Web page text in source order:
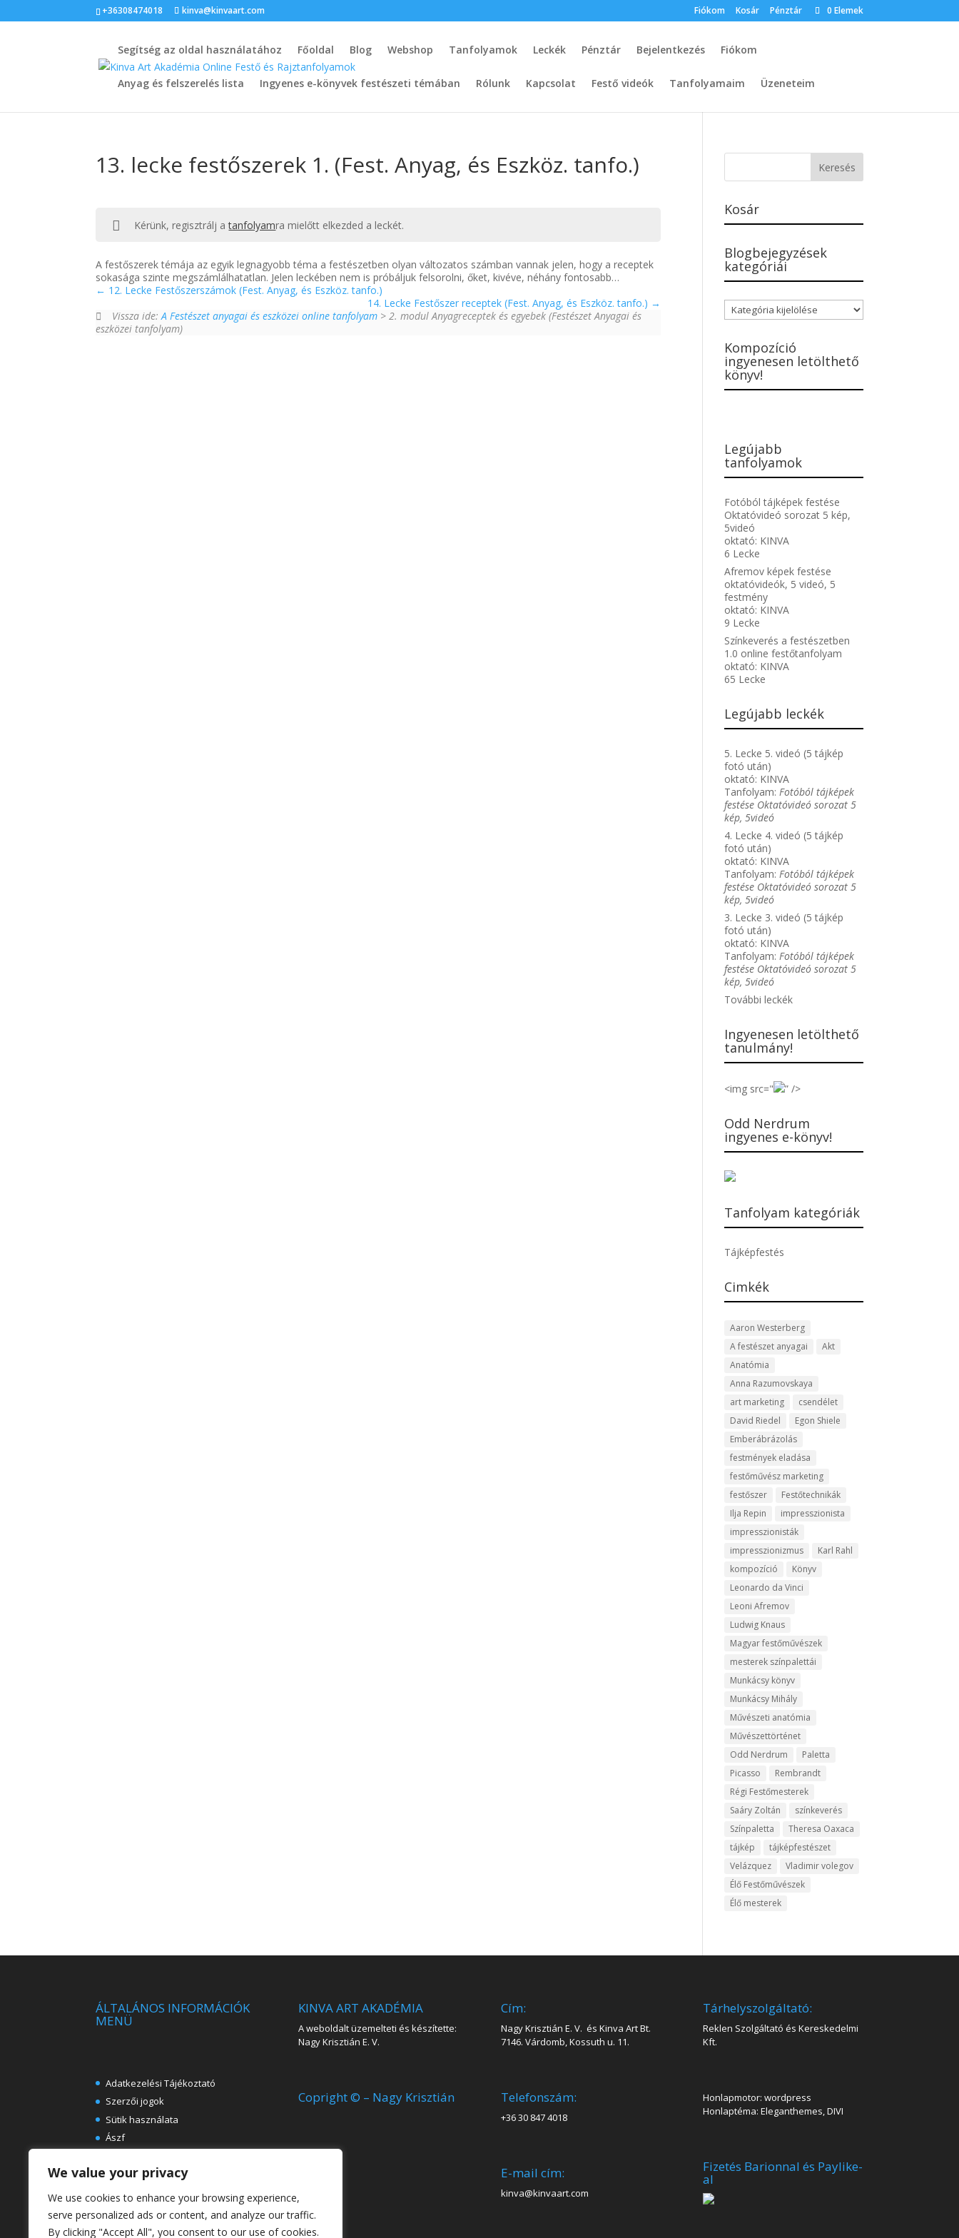
We value your privacy
We use cookies to enhance your browsing experience,
serve personalized ads or content, and analyze our traffic.
By clicking "Accept All", you consent to our use of cookies.
+36308474018 kinva@kinvaart.com Fiókom Kosár Pénztár 0 Elemek
Segítség az oldal használatához Főoldal Blog Webshop Tanfolyamok Leckék Pénztár Bejelentkezés Fiókom
Anyag és felszerelés lista Ingyenes e-könyvek festészeti témában Rólunk Kapcsolat Festő videók Tanfolyamaim Üzeneteim
13. lecke festőszerek 1. (Fest. Anyag, és Eszköz. tanfo.)
Kérünk, regisztrálj atanfolyamra mielőtt elkezded a leckét.
A festőszerek témája az egyik legnagyobb téma a festészetben olyan változatos számban vannak jelen, hogy a receptek
sokasága szinte megszámlálhatatlan. Jelen leckében nem is próbáljuk felsorolni, őket, kivéve, néhány fontosabb…
12. Lecke Festőszerszámok (Fest. Anyag, és Eszköz. tanfo.)
14. Lecke Festőszer receptek (Fest. Anyag, és Eszköz. tanfo.)
Vissza ide:A Festészet anyagai és eszközei online tanfolyam > 2. modul Anyagreceptek és egyebek (Festészet Anyagai és
eszközei tanfolyam)
Kosár
Blogbejegyzések
kategóriái
Blogbejegyzések
kategóriái
Kompozíció
ingyenesen letölthető
könyv!
Legújabb
tanfolyamok
Fotóból tájképek festése
Oktatóvideó sorozat 5 kép,
5videó
oktató: KINVA
6 Lecke
Afremov képek festése
oktatóvideók, 5 videó, 5
festmény
oktató: KINVA
9 Lecke
Színkeverés a festészetben
1.0 online festőtanfolyam
oktató: KINVA
65 Lecke
Legújabb leckék
5. Lecke 5. videó (5 tájkép
fotó után)
oktató: KINVA
Tanfolyam:Fotóból tájképek
festése Oktatóvideó sorozat 5
kép, 5videó
4. Lecke 4. videó (5 tájkép
fotó után)
oktató: KINVA
Tanfolyam:Fotóból tájképek
festése Oktatóvideó sorozat 5
kép, 5videó
3. Lecke 3. videó (5 tájkép
fotó után)
oktató: KINVA
Tanfolyam:Fotóból tájképek
festése Oktatóvideó sorozat 5
kép, 5videó
További leckék
Ingyenesen letölthető
tanulmány!
<img src=" ” />
Odd Nerdrum
ingyenes e-könyv!
Tanfolyam kategóriák
Tájképfestés
Cimkék
Aaron Westerberg
A festészet anyagai
Akt
Anatómia
Anna Razumovskaya
art marketing
csendélet
David Riedel
Egon Shiele
Emberábrázolás
festmények eladása
festőművész marketing
festőszer
Festőtechnikák
Ilja Repin
impresszionista
impresszionisták
impresszionizmus
Karl Rahl
kompozíció
Könyv
Leonardo da Vinci
Leoni Afremov
Ludwig Knaus
Magyar festőművészek
mesterek színpalettái
Munkácsy könyv
Munkácsy Mihály
Művészeti anatómia
Művészettörténet
Odd Nerdrum
Paletta
Picasso
Rembrandt
Régi Festőmesterek
Saáry Zoltán
színkeverés
Színpaletta
Theresa Oaxaca
tájkép
tájképfestészet
Velázquez
Vladimir volegov
Élő Festőművészek
Élő mesterek
ÁLTALÁNOS INFORMÁCIÓK
MENÜ
Adatkezelési Tájékoztató
Szerzői jogok
Sütik használata
Ászf
Ingyenes e-könyvek festészeti
Rólunk
KINVA ART AKADÉMIA
A weboldalt üzemelteti és készítette:
Nagy Krisztián E. V.
Copright © – Nagy Krisztián
Cím:
Nagy Krisztián E. V. és Kinva Art Bt.
7146. Várdomb, Kossuth u. 11.
Telefonszám:
+36 30 847 4018
E-mail cím:
kinva@kinvaart.com
Tárhelyszolgáltató:
Reklen Szolgáltató és Kereskedelmi
Kft.
Honlapmotor: wordpress
Honlaptéma: Eleganthemes, DIVI
Fizetés Barionnal és Paylike-
al